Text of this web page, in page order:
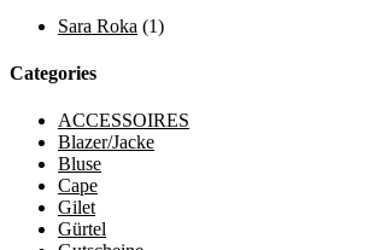
Sara Roka (1)
Categories
ACCESSOIRES
Blazer/Jacke
Bluse
Cape
Gilet
Gürtel